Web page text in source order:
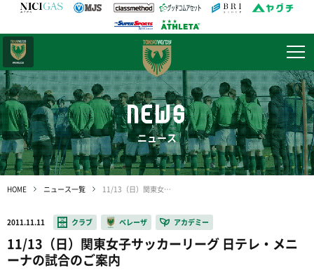
NEWS
ニュース
HOME ニュース一覧 11/13（日）関東女子サッカーリーグ 日テレ・メニーナの試合のご案内
2011.11.11 クラブ ベレーザ アカデミー
11/13（日）関東女子サッカーリーグ 日テレ・メニ
ーナの試合のご案内